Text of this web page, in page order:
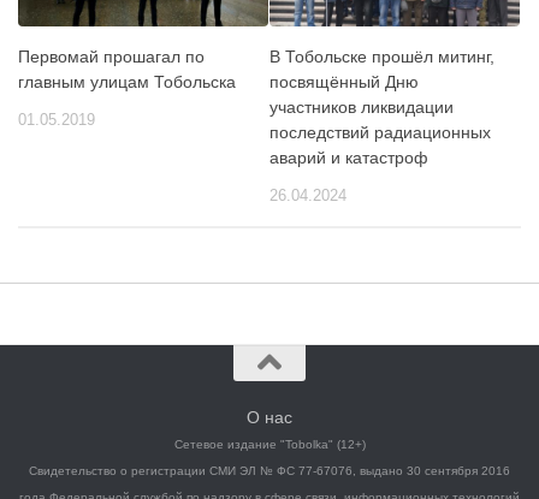
Первомай прошагал по
главным улицам Тобольска
01.05.2019
В Тобольске прошёл митинг,
посвящённый Дню
участников ликвидации
последствий радиационных
аварий и катастроф
26.04.2024
О нас
Сетевое издание "Tobolka" (12+)
Свидетельство о регистрации СМИ ЭЛ № ФС 77-67076, выдано 30 сентября 2016